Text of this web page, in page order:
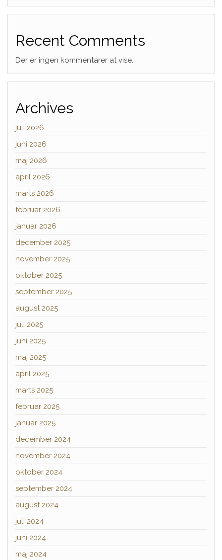
Recent Comments
Der er ingen kommentarer at vise.
Archives
juli 2026
juni 2026
maj 2026
april 2026
marts 2026
februar 2026
januar 2026
december 2025
november 2025
oktober 2025
september 2025
august 2025
juli 2025
juni 2025
maj 2025
april 2025
marts 2025
februar 2025
januar 2025
december 2024
november 2024
oktober 2024
september 2024
august 2024
juli 2024
juni 2024
maj 2024